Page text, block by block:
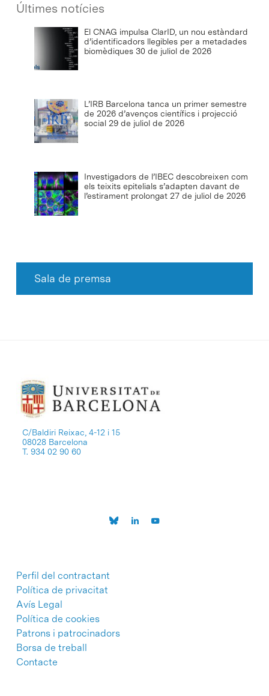
Últimes notícies
El CNAG impulsa ClarID, un nou estàndard
d’identificadors llegibles per a metadades
biomèdiques 30 de juliol de 2026
L’IRB Barcelona tanca un primer semestre
de 2026 d’avenços científics i projecció
social 29 de juliol de 2026
Investigadors de l’IBEC descobreixen com
els teixits epitelials s’adapten davant de
l’estirament prolongat 27 de juliol de 2026
Sala de premsa
C/Baldiri Reixac, 4-12 i 15
08028 Barcelona
T. 934 02 90 60
Perfil del contractant
Política de privacitat
Avís Legal
Política de cookies
Patrons i patrocinadors
Borsa de treball
Contacte